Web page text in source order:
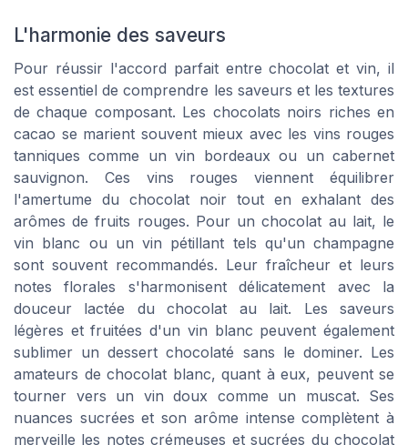
L'harmonie des saveurs
Pour réussir l'accord parfait entre chocolat et vin, il
est essentiel de comprendre les saveurs et les textures
de chaque composant. Les chocolats noirs riches en
cacao se marient souvent mieux avec les vins rouges
tanniques comme un vin bordeaux ou un cabernet
sauvignon. Ces vins rouges viennent équilibrer
l'amertume du chocolat noir tout en exhalant des
arômes de fruits rouges. Pour un chocolat au lait, le
vin blanc ou un vin pétillant tels qu'un champagne
sont souvent recommandés. Leur fraîcheur et leurs
notes florales s'harmonisent délicatement avec la
douceur lactée du chocolat au lait. Les saveurs
légères et fruitées d'un vin blanc peuvent également
sublimer un dessert chocolaté sans le dominer. Les
amateurs de chocolat blanc, quant à eux, peuvent se
tourner vers un vin doux comme un muscat. Ses
nuances sucrées et son arôme intense complètent à
merveille les notes crémeuses et sucrées du chocolat